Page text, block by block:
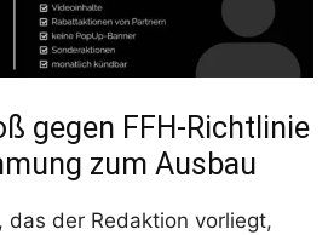
gegen FFH-Richtlinie
zum Ausbau
das der Redaktion vorliegt,